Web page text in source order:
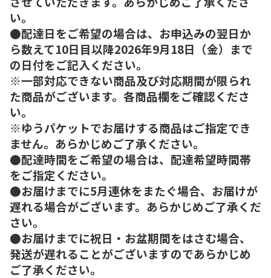
い。
●配達日をご希望の場合は、お申込みの翌日か
ら数えて10日目以降2026年9月18日（金）まで
の日付をご記入ください。
※一部対応できない商品及び対応期間が限られ
た商品がございます。各商品欄をご確認くださ
い。
※ゆうパケットでお届けする商品はご指定でき
ません。あらかじめご了承ください。
●配達時間をご希望の場合は、配達希望時間帯
をご指定ください。
●お届けまでに5月連休をまたぐ場合、お届けが
遅れる場合がございます。あらかじめご了承くだ
さい。
●お届けまでに祝日・お盆期間をはさむ場合、
発送が遅れることがございますのであらかじめ
ご了承ください。